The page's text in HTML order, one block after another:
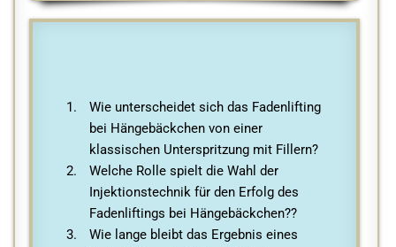
Wie unterscheidet sich das Fadenlifting
bei Hängebäckchen von einer
klassischen Unterspritzung mit Fillern?
Welche Rolle spielt die Wahl der
Injektionstechnik für den Erfolg des
Fadenliftings bei Hängebäckchen??
Wie lange bleibt das Ergebnis eines